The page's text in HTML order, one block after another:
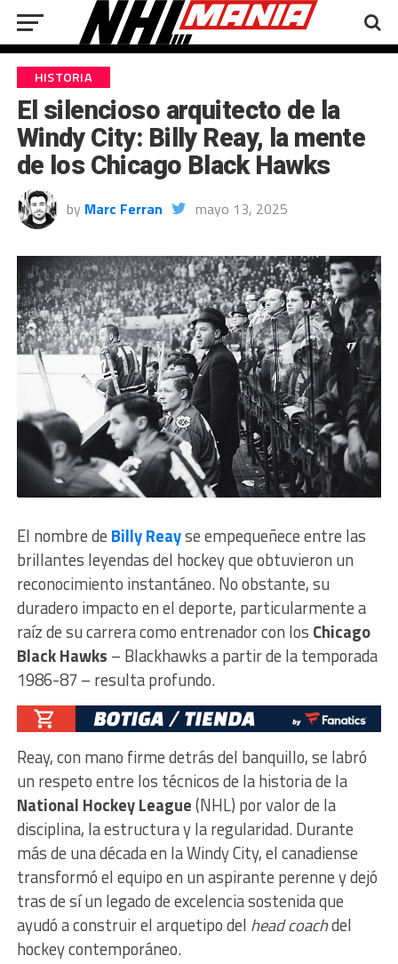
HISTORIA
El silencioso arquitecto de la
Windy City: Billy Reay, la mente
de los Chicago Black Hawks
by Marc Ferran mayo 13, 2025
El nombre de Billy Reayse empequeñece entre las
brillantes leyendas del hockey que obtuvieron un
reconocimiento instantáneo. No obstante, su
duradero impacto en el deporte, particularmente a
raíz de su carrera como entrenador con los Chicago
Black Hawks – Blackhawks a partir de la temporada
1986-87 – resulta profundo.
Reay, con mano firme detrás del banquillo, se labró
un respeto entre los técnicos de la historia de la
National Hockey League(NHL) por valor de la
disciplina, la estructura y la regularidad. Durante
más de una década en la Windy City, el canadiense
transformó el equipo en un aspirante perenne y dejó
tras de sí un legado de excelencia sostenida que
ayudó a construir el arquetipo del head coachdel
hockey contemporáneo.